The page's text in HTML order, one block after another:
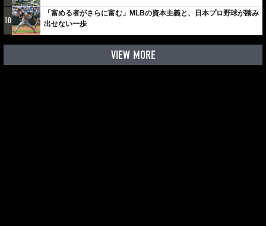
10
「富める者がさらに富む」MLBの資本主義と、日本プロ野球が踏み
出せない一歩
VIEW MORE